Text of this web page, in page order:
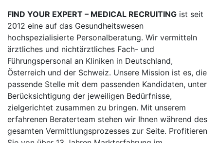
FIND YOUR EXPERT – MEDICAL RECRUITING ist seit
2012 eine auf das Gesundheitswesen
hochspezialisierte Personalberatung. Wir vermitteln
ärztliches und nichtärztliches Fach- und
Führungspersonal an Kliniken in Deutschland,
Österreich und der Schweiz. Unsere Mission ist es, die
passende Stelle mit dem passenden Kandidaten, unter
Berücksichtigung der jeweiligen Bedürfnisse,
zielgerichtet zusammen zu bringen. Mit unserem
erfahrenen Beraterteam stehen wir Ihnen während des
gesamten Vermittlungsprozesses zur Seite. Profitieren